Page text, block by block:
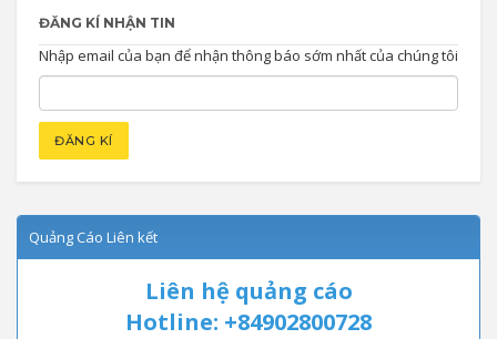
ĐĂNG KÍ NHẬN TIN
Nhập email của bạn để nhận thông báo sớm nhất của chúng tôi
Quảng Cáo Liên kết
Liên hệ quảng cáo
Hotline: +84902800728